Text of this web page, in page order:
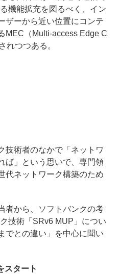
機能拡充を図るべく、イン
ザーから近い位置にコンテ
MEC（Multi-access Edge C
れつつある。
術者のなかで「ネットワ
ば」という思いで、専門領
代ネットワーク構築のため
から、ソフトバンクの考
技術「SRv6 MUP」につい
でとの違い」を中心に聞い
スタート